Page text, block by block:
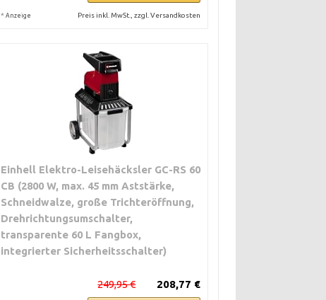
* Anzeige Preis inkl. MwSt., zzgl. Versandkosten
Einhell Elektro-Leisehäcksler GC-RS 60
CB (2800 W, max. 45 mm Aststärke,
Schneidwalze, große Trichteröffnung,
Drehrichtungsumschalter,
transparente 60 L Fangbox,
integrierter Sicherheitsschalter)
208,77 €
249,95 €